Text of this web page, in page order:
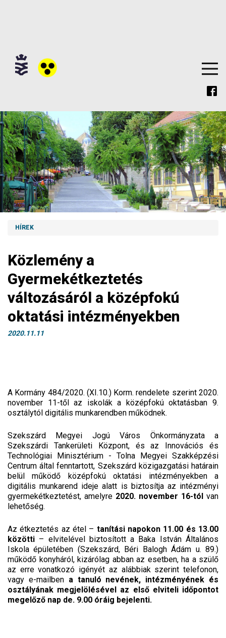
HÍREK
Közlemény a
Gyermekétkeztetés
változásáról a középfokú
oktatási intézményekben
2020.11.11
A Kormány 484/2020. (XI.10.) Korm. rendelete szerint 2020.
november 11-től az iskolák a középfokú oktatásban 9.
osztálytól digitális munkarendben működnek.
Szekszárd Megyei Jogú Város Önkormányzata a
Szekszárdi Tankerületi Központ, és az Innovációs és
Technológiai Minisztérium - Tolna Megyei Szakképzési
Centrum által fenntartott, Szekszárd közigazgatási határain
belül működő középfokú oktatási intézményekben a
digitális munkarend ideje alatt is biztosítja az intézményi
gyermekétkeztetést, amelyre 2020. november 16-tól van
lehetőség.
Az étkeztetés az étel – tanítási napokon 11.00 és 13.00
közötti – elvitelével biztosított a Baka István Általános
Iskola épületében (Szekszárd, Béri Balogh Ádám u. 89.)
működő konyháról, kizárólag abban az esetben, ha a szülő
az erre vonatkozó igényét az alábbiak szerint telefonon,
vagy e-mailben a tanuló nevének, intézményének és
osztályának megjelölésével az első elviteli időpontot
megelőző nap de. 9.00 óráig bejelenti.